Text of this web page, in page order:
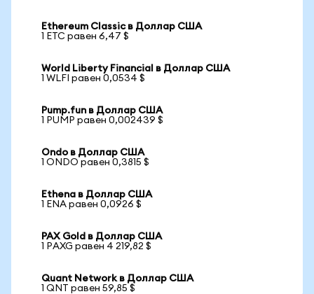
Ethereum Classic в Доллар США
1 ETC равен 6,47 $
World Liberty Financial в Доллар США
1 WLFI равен 0,0534 $
Pump.fun в Доллар США
1 PUMP равен 0,002439 $
Ondo в Доллар США
1 ONDO равен 0,3815 $
Ethena в Доллар США
1 ENA равен 0,0926 $
PAX Gold в Доллар США
1 PAXG равен 4 219,82 $
Quant Network в Доллар США
1 QNT равен 59,85 $